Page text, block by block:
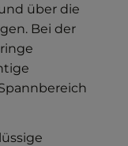
über die
Bei der